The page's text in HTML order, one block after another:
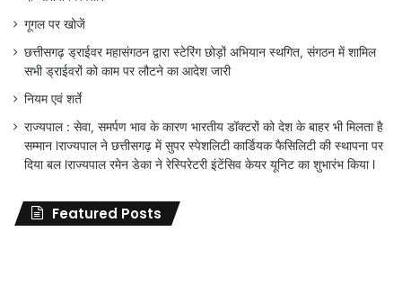
गूगल पर खोजें
छत्तीसगढ़ ड्राईवर महासंगठन द्वारा स्टेरिंग छोड़ों अभियान स्थगित, संगठन में शामिल
सभी ड्राईवरों को काम पर लौटने का आदेश जारी
नियम एवं शर्ते
राज्यपाल : सेवा, समर्पण भाव के कारण भारतीय डॉक्टरों को देश के बाहर भी मिलता है
सम्मान lराज्यपाल ने छत्तीसगढ़ में सुपर स्पेशलिटी कार्डियक फैसिलिटी की स्थापना पर
दिया बल lराज्यपाल रमेन डेका ने रेस्पिरेटरी इंटेंसिव केयर यूनिट का शुभारंभ किया l
Featured Posts